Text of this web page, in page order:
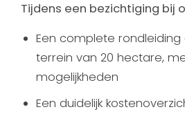
Tijdens een bezichtiging bij
Een complete
terrein van 20 hectare,
mogelijkheden
Een duidelijk